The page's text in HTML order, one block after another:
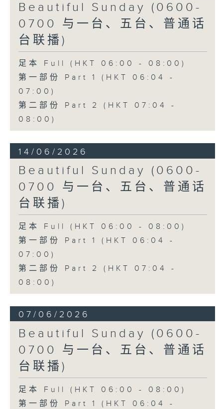
Beautiful Sunday (0600-
0700 与一台、五台、普通话
台联播)
足本 Full (HKT 06:00 - 08:00)
第一部份 Part 1 (HKT 06:04 -
07:00)
第二部份 Part 2 (HKT 07:04 -
08:00)
14/06/2026
Beautiful Sunday (0600-
0700 与一台、五台、普通话
台联播)
足本 Full (HKT 06:00 - 08:00)
第一部份 Part 1 (HKT 06:04 -
07:00)
第二部份 Part 2 (HKT 07:04 -
08:00)
07/06/2026
Beautiful Sunday (0600-
0700 与一台、五台、普通话
台联播)
足本 Full (HKT 06:00 - 08:00)
第一部份 Part 1 (HKT 06:04 -